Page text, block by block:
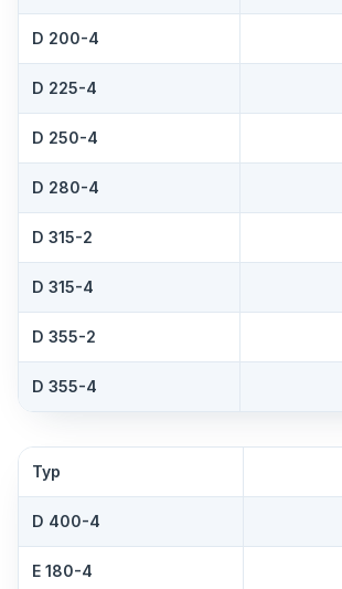
D 200-4
D 225-4
D 250-4
D 280-4
D 315-2
D 315-4
D 355-2
D 355-4
Typ
D 400-4
E 180-4